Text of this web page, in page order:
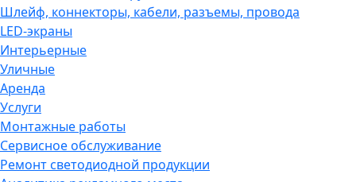
Шлейф, коннекторы, кабели, разъемы, провода
LED-экраны
Интерьерные
Уличные
Аренда
Услуги
Монтажные работы
Сервисное обслуживание
Ремонт светодиодной продукции